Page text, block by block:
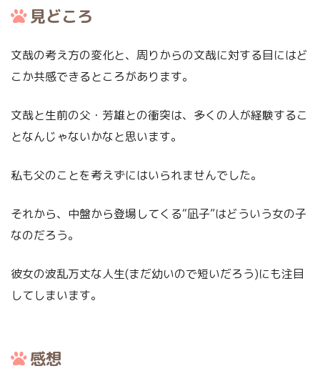
見どころ
文哉の考え方の変化と、周りからの文哉に対する目にはど
こか共感できるところがあります。
文哉と生前の父・芳雄との衝突は、多くの人が経験するこ
となんじゃないかなと思います。
私も父のことを考えずにはいられませんでした。
それから、中盤から登場してくる“凪子”はどういう女の子
なのだろう。
彼女の波乱万丈な人生(まだ幼いので短いだろう)にも注目
してしまいます。
感想